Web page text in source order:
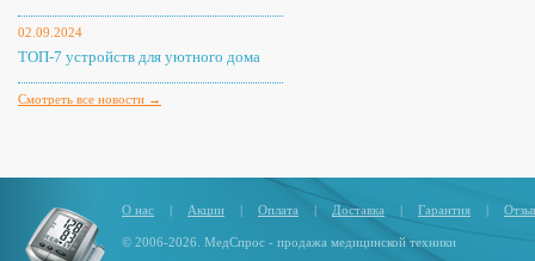
02.09.2024
ТОП-7 устройств для уютного дома
Смотреть все новости →
О нас | Акции | Оплата | Доставка | Гарантия |
© 2006-2026. МедСпрос - продажа медицинской техники